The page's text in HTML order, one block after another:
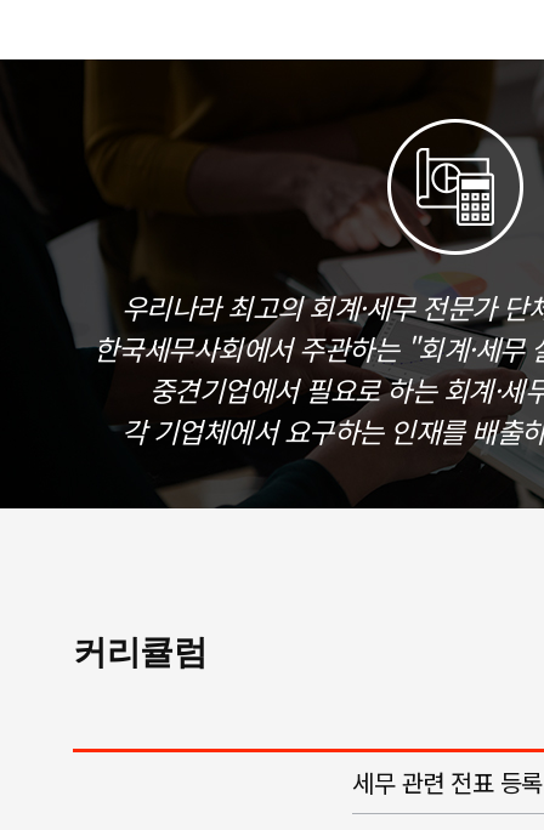
우리나라 최고의 회계·세무 전문가
한국세무사회에서 주관하는 "회계·세무
중견기업에서 필요로 하는 회계·세
각 기업체에서 요구하는 인재를 배출
커리큘럼
세무 관련 전표 등록